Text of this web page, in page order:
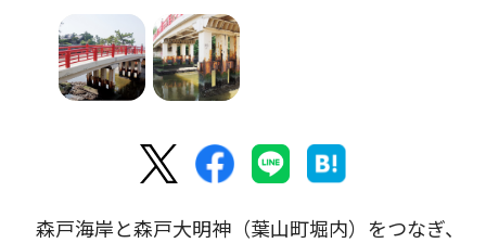
森戸海岸と森戸大明神（葉山町堀内）をつなぎ、